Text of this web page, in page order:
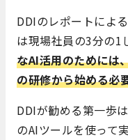
DDIのレポートによ
は現場社員の3分の1
なAI活用のためには
の研修から始める必
DDIが勧める第一歩
のAIツールを使って